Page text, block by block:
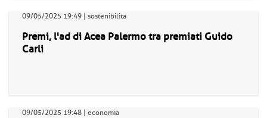
09/05/2025 19:49 | sostenibilita
Premi, l'ad di Acea Palermo tra premiati Guido
Carli
09/05/2025 19:48 | economia